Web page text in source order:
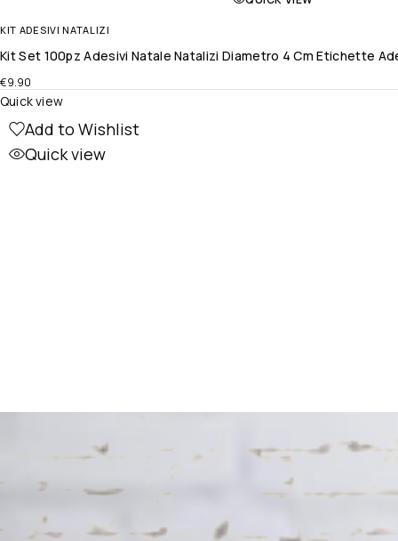
KIT ADESIVI NATALIZI
Kit Set 100pz Adesivi Natale Natalizi Diametro 4 Cm Etichette
€9.90
Add to Wishlist
Quick view
Quick view